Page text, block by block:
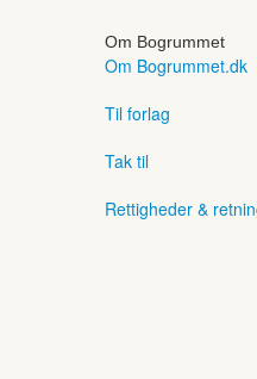
Om Bogrummet
Om Bogrummet.dk
Til forlag
Tak til
Rettigheder &